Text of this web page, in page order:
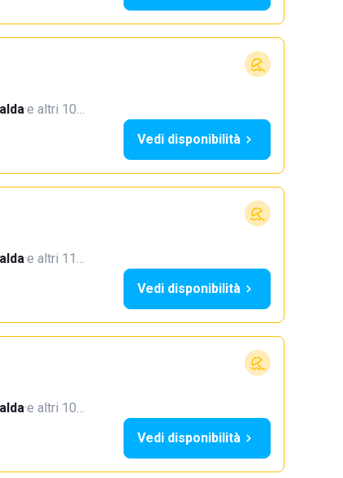
·e altri 10…
Vedi disponibilità
·e altri 11…
Vedi disponibilità
·e altri 10…
Vedi disponibilità